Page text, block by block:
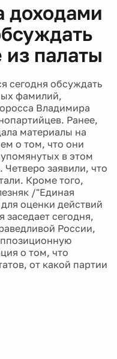
доходами
палаты
сегодня обсуждать
фамилий,
Владимира
Ранее,
материалы на
о том, что они
в этом
заявили, что
Кроме того,
/"Единая
оценки действий
сегодня,
России,
о том, что
от какой партии